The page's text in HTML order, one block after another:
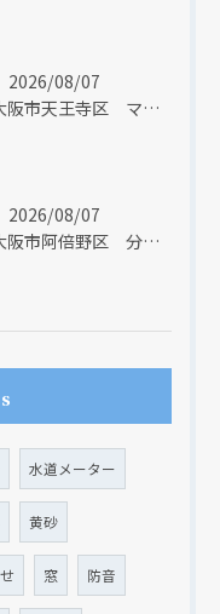
2026/08/07
大阪市天王寺区 マンションのキッチン取替及び内装リフォーム工事 クリナップ
2026/08/07
大阪市阿倍野区 分譲マンションのレンジフード取替リフォーム工事 タカラスタンダード
水道メーター
黄砂
窓 防音
チラシです。
チラシです。